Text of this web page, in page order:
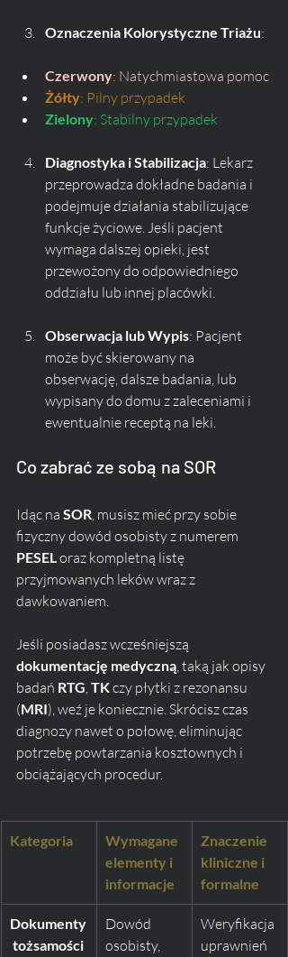
Oznaczenia Kolorystyczne Triażu:
Czerwony: Natychmiastowa pomoc
Żółty: Pilny przypadek
Zielony: Stabilny przypadek
Diagnostyka i Stabilizacja: Lekarz
przeprowadza dokładne badania i
podejmuje działania stabilizujące
funkcje życiowe. Jeśli pacjent
wymaga dalszej opieki, jest
przewożony do odpowiedniego
oddziału lub innej placówki.
Obserwacja lub Wypis: Pacjent
może być skierowany na
obserwację, dalsze badania, lub
wypisany do domu z zaleceniami i
ewentualnie receptą na leki.
Co zabrać ze sobą na SOR
Idąc na SOR, musisz mieć przy sobie
fizyczny dowód osobisty z numerem
PESEL oraz kompletną listę
przyjmowanych leków wraz z
dawkowaniem.
Jeśli posiadasz wcześniejszą
dokumentację medyczną, taką jak opisy
badań RTG, TK czy płytki z rezonansu
(MRI), weź je koniecznie. Skrócisz czas
diagnozy nawet o połowę, eliminując
potrzebę powtarzania kosztownych i
obciążających procedur.
Kategoria
Wymagane
elementy i
informacje
Znaczenie
kliniczne i
formalne
Dokumenty
tożsamości
Dowód
osobisty,
Weryfikacja
uprawnień